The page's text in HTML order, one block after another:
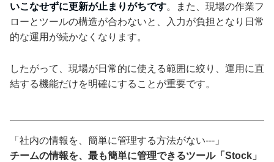
いこなせずに更新が止まりがちです。また、現場の作業フ
ローとツールの構造が合わないと、入力が負担となり日常
的な運用が続かなくなります。
したがって、現場が日常的に使える範囲に絞り、運用に直
結する機能だけを明確にすることが重要です。
「社内の情報を、簡単に管理する方法がない---」
チームの情報を、最も簡単に管理できるツール「Stock」